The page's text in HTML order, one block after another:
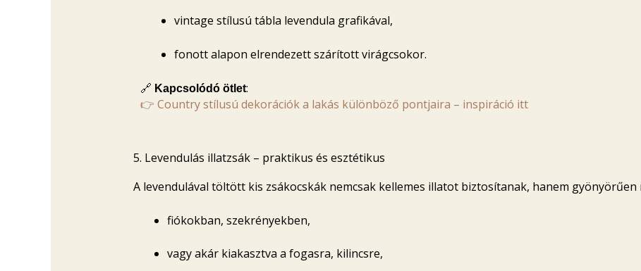
vintage stílusú tábla levendula grafikával,
fonott alapon elrendezett szárított virágcsokor.
🔗 Kapcsolódó ötlet:
👉 Country stílusú dekorációk a lakás különböző pontjaira – inspiráció itt
5. Levendulás illatzsák – praktikus és esztétikus
A levendulával töltött kis zsákocskák nemcsak kellemes illatot biztosítanak, hanem gyönyörűen
fiókokban, szekrényekben,
vagy akár kiakasztva a fogasra, kilincsre,